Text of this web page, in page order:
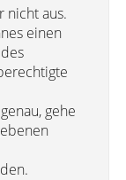
nicht aus.
einen
gehe